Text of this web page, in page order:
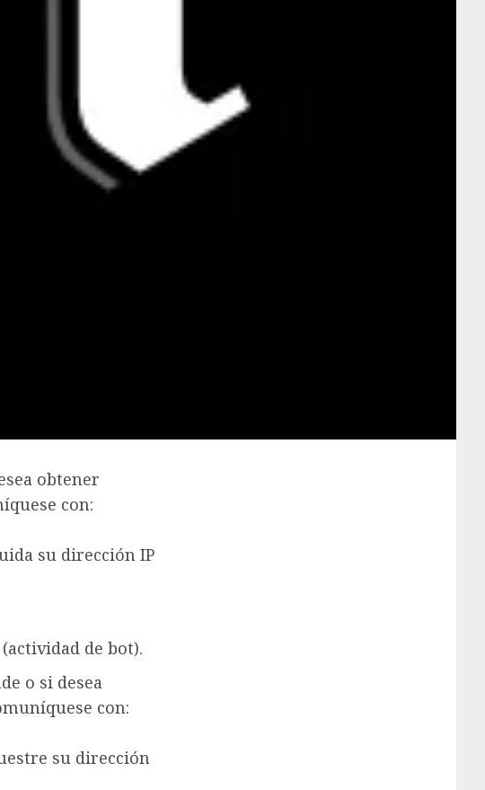
obtener
con:
su dirección IP
de bot).
o si desea
con:
su dirección